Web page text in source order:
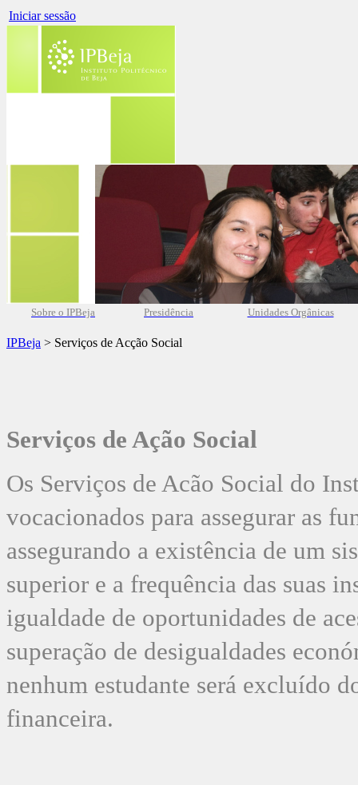
Iniciar sessão
Sobre o IPBeja Presidência Unidades Orgânicas
IPBeja > Serviços de Acção Social
Serviços de Ação Social
Os Serviços de Acão Social do
vocacionados para assegurar as
assegurando a existência de um
superior e a frequência das suas
igualdade de oportunidades de
superação de desigualdades
nenhum estudante será excluído
financeira.